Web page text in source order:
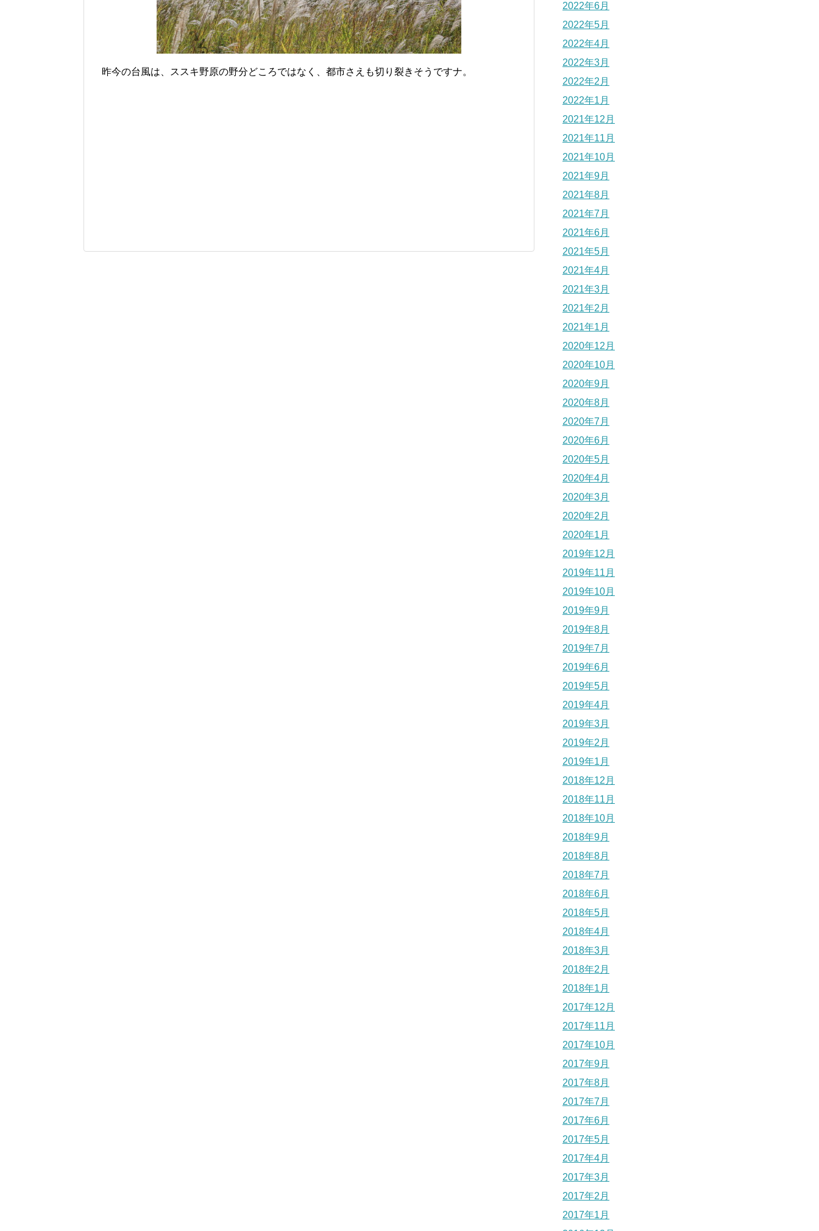
昨今の台風は、ススキ野原の野分どころではなく、都市さえも切り裂きそうですナ。
2022年6月
2022年5月
2022年4月
2022年3月
2022年2月
2022年1月
2021年12月
2021年11月
2021年10月
2021年9月
2021年8月
2021年7月
2021年6月
2021年5月
2021年4月
2021年3月
2021年2月
2021年1月
2020年12月
2020年10月
2020年9月
2020年8月
2020年7月
2020年6月
2020年5月
2020年4月
2020年3月
2020年2月
2020年1月
2019年12月
2019年11月
2019年10月
2019年9月
2019年8月
2019年7月
2019年6月
2019年5月
2019年4月
2019年3月
2019年2月
2019年1月
2018年12月
2018年11月
2018年10月
2018年9月
2018年8月
2018年7月
2018年6月
2018年5月
2018年4月
2018年3月
2018年2月
2018年1月
2017年12月
2017年11月
2017年10月
2017年9月
2017年8月
2017年7月
2017年6月
2017年5月
2017年4月
2017年3月
2017年2月
2017年1月